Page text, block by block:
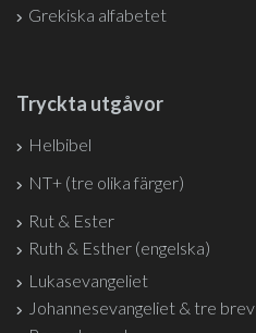
Grekiska alfabetet
Tryckta utgåvor
Helbibel
NT+ (tre olika färger)
Rut & Ester
Ruth & Esther (engelska)
Lukasevangeliet
Johannesevangeliet & tre brev